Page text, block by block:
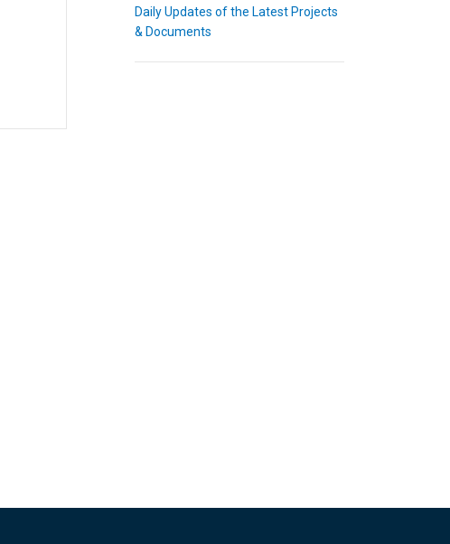
Daily Updates of the Latest Projects
& Documents